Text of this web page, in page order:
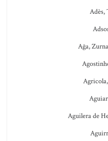
Adès,
Ağa,
Aguilera de